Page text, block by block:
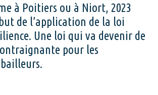
à Poitiers ou à Niort, 2023
de l’application de la loi
Une loi qui va devenir de
pour les